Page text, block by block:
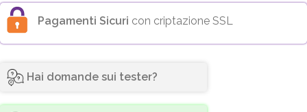
Pagamenti Sicuri con criptazione SSL
Hai domande sui tester?